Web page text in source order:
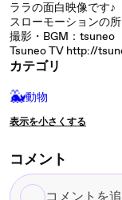
ララの面白映像です♪
スローモーションの
撮影・BGM：tsuneo
Tsuneo TV http://
カテゴリ
🐳動物
表示を小さくする
コメント